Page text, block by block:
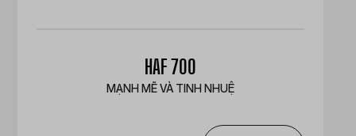
HAF 700
MẠNH MẼ VÀ TINH NHUỆ